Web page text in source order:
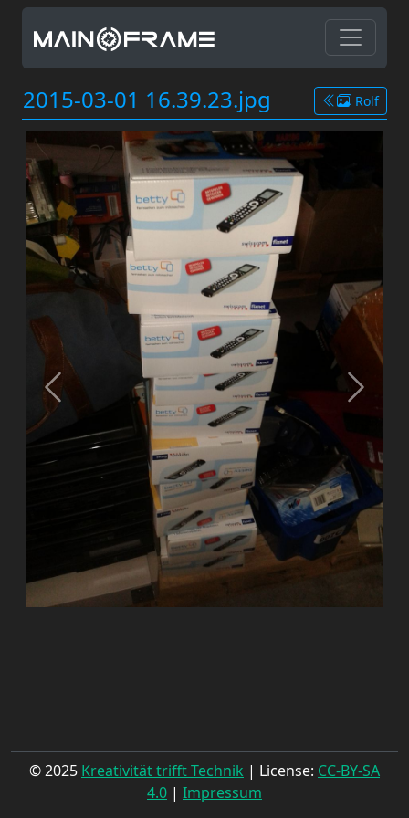
2015-03-01 16.39.23.jpg Rolf
© 2025 Kreativität trifft Technik | License: CC-BY-SA
4.0 | Impressum